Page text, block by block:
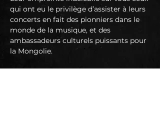
qui ont eu le privilège d’assister à leurs
concerts en fait des pionniers dans le
monde de la musique, et des
ambassadeurs culturels puissants pour
la Mongolie.